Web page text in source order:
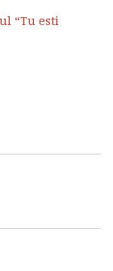
“Tu esti